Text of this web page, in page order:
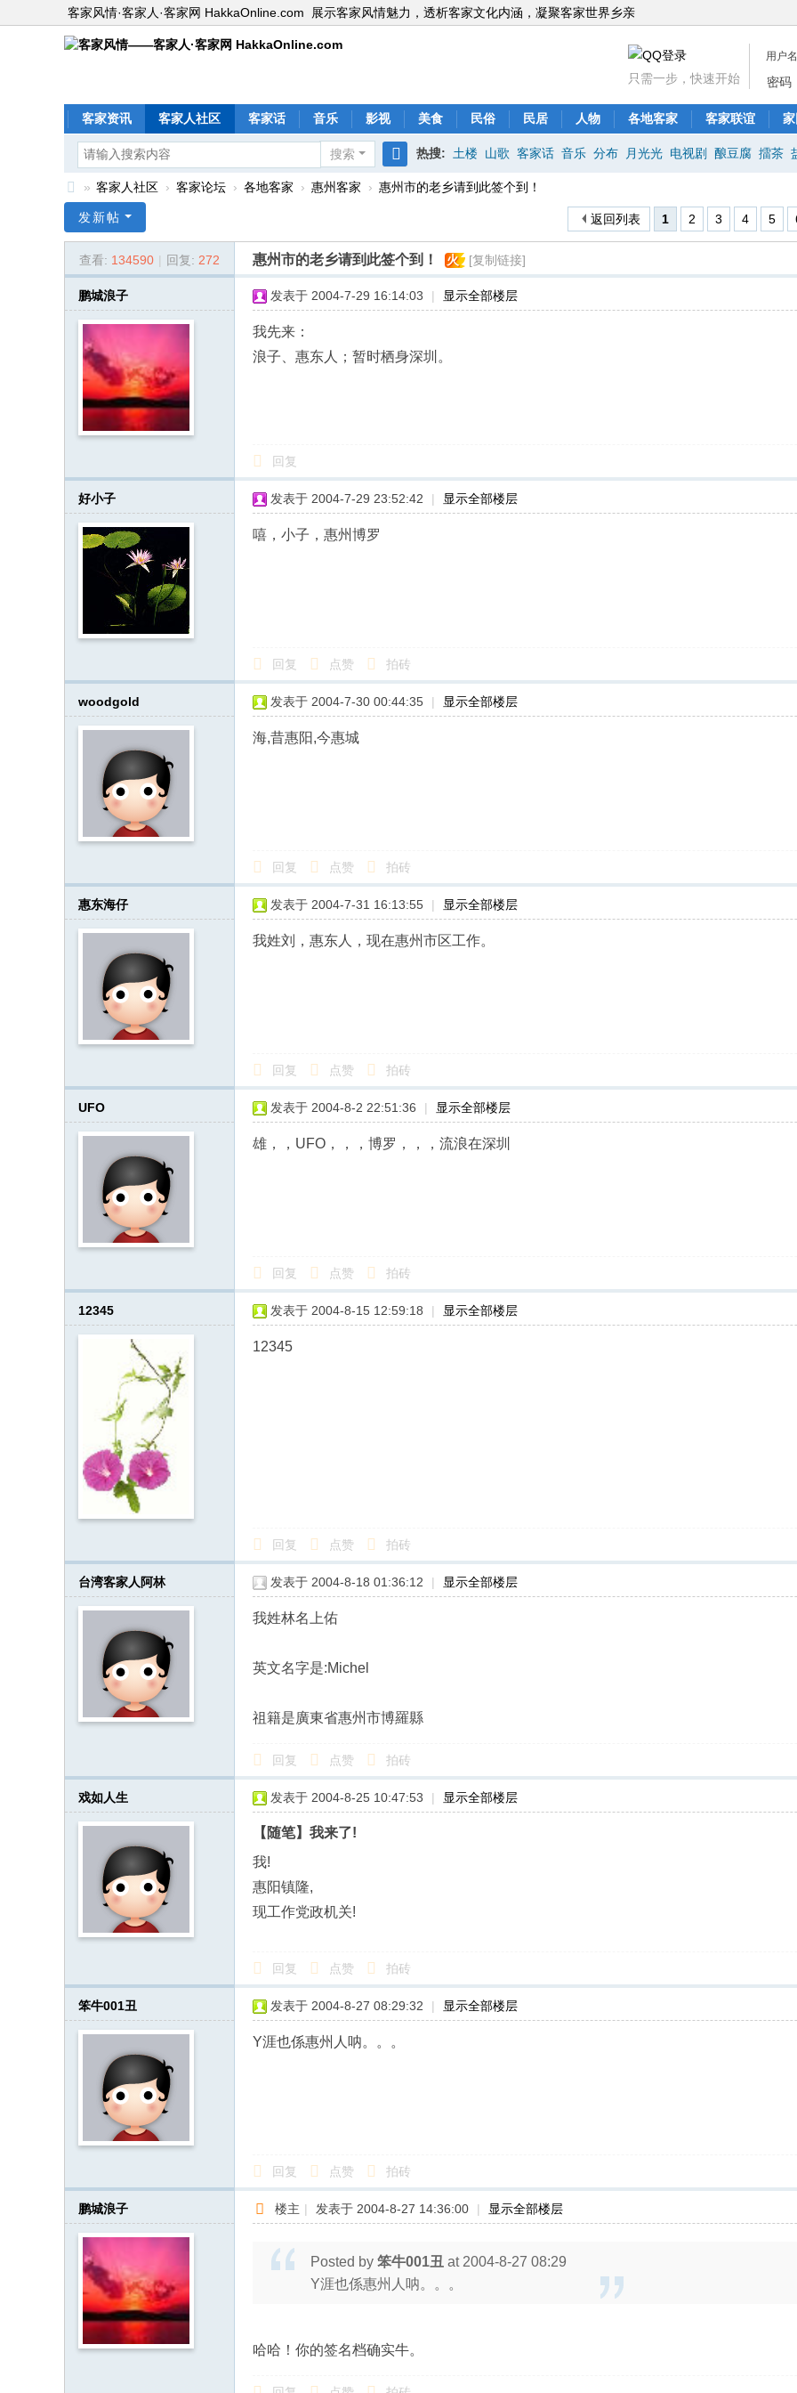
客家风情·客家人·客家网 HakkaOnline.com 展示客家风情魅力，透析客家文化内涵，凝聚客家世界乡亲
用户名
密码
只需一步，快速开始
客家资讯 客家人社区 客家话 音乐 影视 美食 民俗 民居 人物 各地客家 客家联谊 家
搜索
搜
热搜: 土楼 山歌 客家话 音乐 分布 月光光 电视剧 酿豆腐 擂茶
家
ne
» 客家人社区 › 客家论坛 › 各地客家 › 惠州客家 › 惠州市的老乡请到此签个到！
1 2 3 4 5
返回列表
发新帖
查看: 134590 | 回复: 272 惠州市的老乡请到此签个到！ 火 [复制链接]
鹏城浪子 发表于 2004-7-29 16:14:03 | 显示全部楼层
我先来：
浪子、惠东人；暂时栖身深圳。
回复
好小子 发表于 2004-7-29 23:52:42 | 显示全部楼层
嘻，小子，惠州博罗
回复 点赞 拍砖
woodgold 发表于 2004-7-30 00:44:35 | 显示全部楼层
海,昔惠阳,今惠城
回复 点赞 拍砖
惠东海仔 发表于 2004-7-31 16:13:55 | 显示全部楼层
我姓刘，惠东人，现在惠州市区工作。
回复 点赞 拍砖
UFO 发表于 2004-8-2 22:51:36 | 显示全部楼层
雄，，UFO，，，博罗，，，流浪在深圳
回复 点赞 拍砖
12345 发表于 2004-8-15 12:59:18 | 显示全部楼层
12345
回复 点赞 拍砖
台湾客家人阿林 发表于 2004-8-18 01:36:12 | 显示全部楼层
我姓林名上佑
英文名字是:Michel
祖籍是廣東省惠州市博羅縣
回复 点赞 拍砖
戏如人生 发表于 2004-8-25 10:47:53 | 显示全部楼层
【随笔】我来了!
我!
惠阳镇隆,
现工作党政机关!
回复 点赞 拍砖
笨牛001丑 发表于 2004-8-27 08:29:32 | 显示全部楼层
Y涯也係惠州人呐。。。
回复 点赞 拍砖
鹏城浪子 楼主 | 发表于 2004-8-27 14:36:00 | 显示全部楼层
Posted by 笨牛001丑 at 2004-8-27 08:29
Y涯也係惠州人呐。。。
哈哈！你的签名档确实牛。